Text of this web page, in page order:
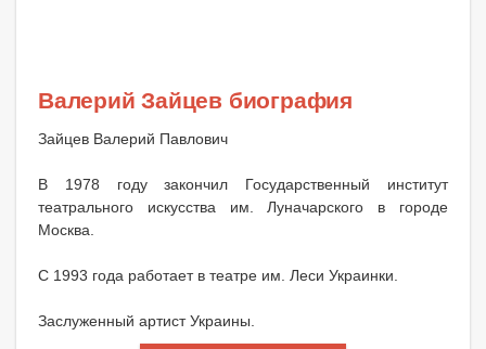
Валерий Зайцев биография
Зайцев Валерий Павлович
В 1978 году закончил Государственный институт
театрального искусства им. Луначарского в городе
Москва.
С 1993 года работает в театре им. Леси Украинки.
Заслуженный артист Украины.